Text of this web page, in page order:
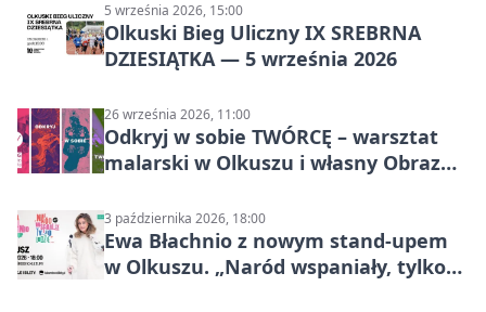
5 września 2026, 15:00
Olkuski Bieg Uliczny IX SREBRNA
DZIESIĄTKA — 5 września 2026
26 września 2026, 11:00
Odkryj w sobie TWÓRCĘ – warsztat
malarski w Olkuszu i własny Obraz
3 października 2026, 18:00
Ewa Błachnio z nowym stand-upem
w Olkuszu. „Naród wspaniały, tylko